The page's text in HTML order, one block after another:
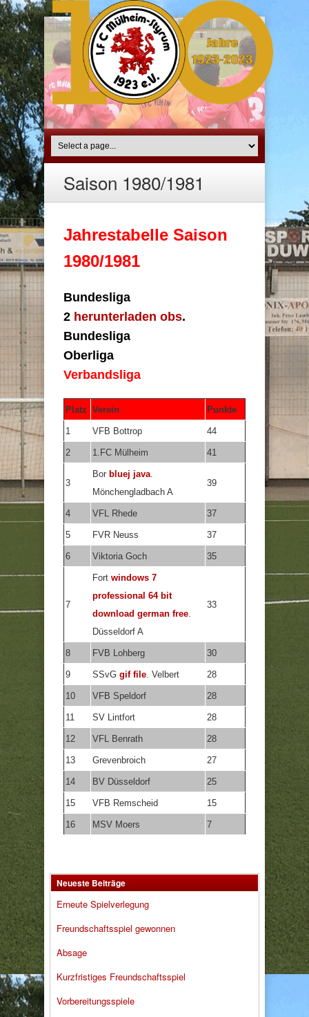
Saison 1980/1981
Jahrestabelle Saison
1980/1981
Bundesliga
2 herunterladen obs.
Bundesliga
Oberliga
Verbandsliga
Platz Verein Punkte
1 VFB Bottrop 44
2 1.FC Mülheim 41
3
Bor bluej java
Mönchengladbach A
39
4 VFL Rhede 37
5 FVR Neuss 37
6 Viktoria Goch 35
7
Fort windows 7
professional 64 bit
download german free
Düsseldorf A
33
8 FVB Lohberg 30
9 SSvG gif file . Velbert 28
10 VFB Speldorf 28
11 SV Lintfort 28
12 VFL Benrath 28
13 Grevenbroich 27
14 BV Düsseldorf 25
15 VFB Remscheid 15
16 MSV Moers 7
Neueste Beiträge
Erneute Spielverlegung
Freundschaftsspiel gewonnen
Absage
Kurzfristiges Freundschaftsspiel
Vorbereitungsspiele